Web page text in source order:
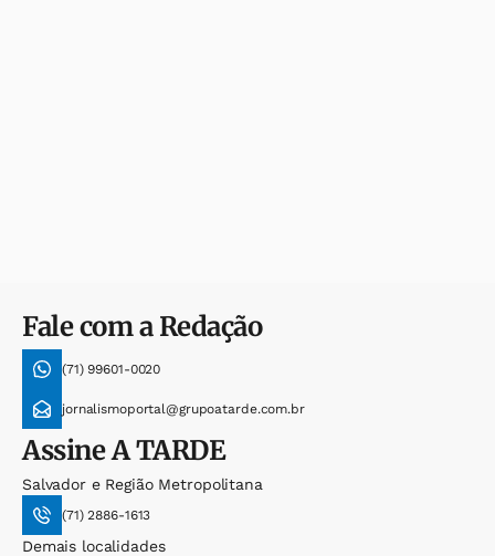
Fale com a Redação
(71) 99601-0020
jornalismoportal@grupoatarde.com.br
AssineA TARDE
Salvador e Região Metropolitana
(71) 2886-1613
Demais localidades